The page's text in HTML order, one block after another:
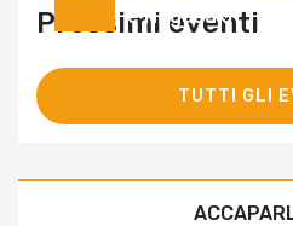
Prossimi eventi
e Nagasaki
TUTTI GLI